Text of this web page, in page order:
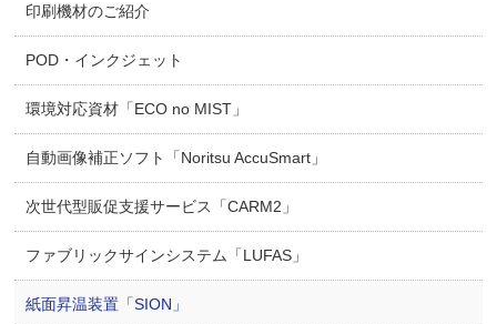
印刷機材のご紹介
POD・インクジェット
環境対応資材「ECO no MIST」
自動画像補正ソフト「Noritsu AccuSmart」
次世代型販促支援サービス「CARM2」
ファブリックサインシステム「LUFAS」
紙面昇温装置「SION」